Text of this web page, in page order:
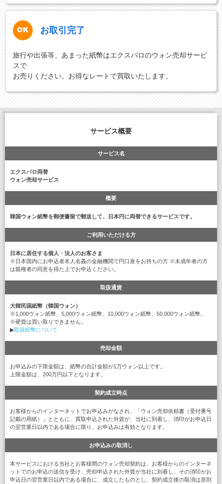
お取引完了
旅行や出張等、あまった紙幣はエクスパロのウォン売却サービ
スで
お売りください。お得なレートで買取いたします。
サービス概要
サービス名
エクスパロ両替
ウォン売却サービス
概要
韓国ウォン紙幣を郵便書留で郵送して、日本円に両替できるサービスです。
ご利用いただける方
日本に居住する個人・法人のお客さま
※日本国内にお申込者本人名義の金融機関で円口座をお持ちの方 ※未成年者の方
は親権者の同意を得た上でお申込ください。
取扱通貨
大韓民国紙幣（韓国ウォン）
※1,000ウォン紙幣、5,000ウォン紙幣、10,000ウォン紙幣、50,000ウォン紙幣。
※硬貨は買い取りできません。
▶取扱紙幣について
売却金額
お申込みの下限金額は、紙幣の合計金額が1万ウォン以上です。
上限金額は、200万円以下となります。
契約成立時点
お客様からのインターネットでお申込みがなされ、「ウォン売却依頼書（受付番号
記載の用紙）」とともに、買取申込された外貨が、当社に到着し、消印がお申込日
の翌営業日以内である場合に限り、お申込みは有効となります。
お申込みの取消し
本サービスにおける当社とお客様間のウォン売却契約は、お客様からのインターネ
ットでのお申込の送信を受け、売却申込された外貨が当社に到着し、その消印がお
申込日の翌営業日以内である場合に、成立したものとし、契約成立後の取消は原則